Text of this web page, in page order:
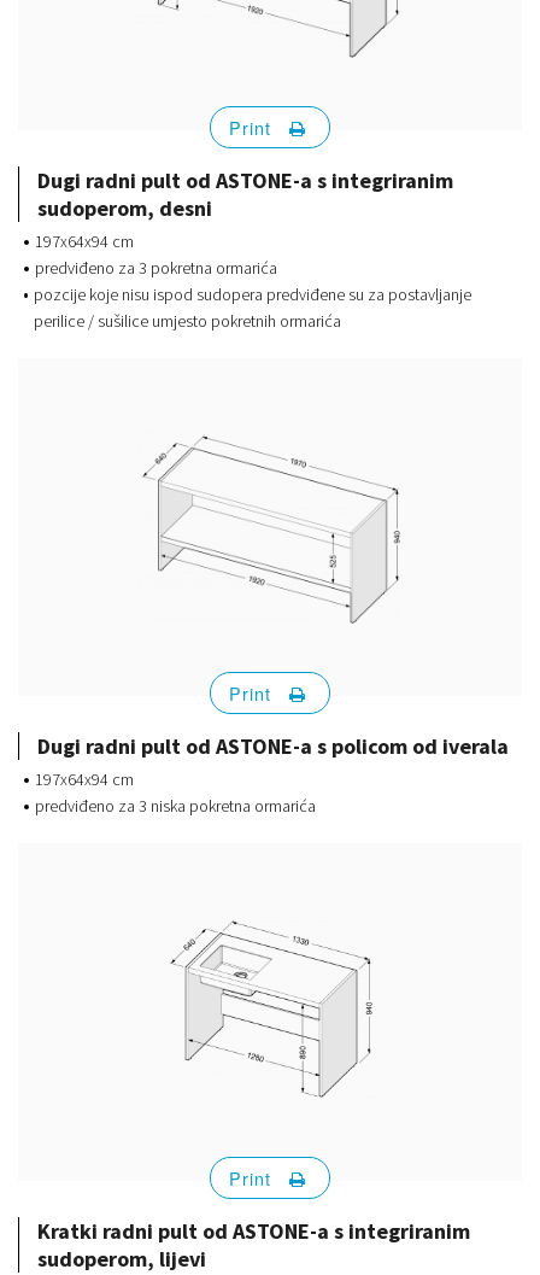
Dugi radni pult od ASTONE-a s integriranim
sudoperom, desni
197x64x94 cm
predviđeno za 3 pokretna ormarića
pozcije koje nisu ispod sudopera predviđene su za postavljanje
perilice / sušilice umjesto pokretnih ormarića
Print
Dugi radni pult od ASTONE-a s policom od iverala
197x64x94 cm
predviđeno za 3 niska pokretna ormarića
Print
Kratki radni pult od ASTONE-a s integriranim
sudoperom, lijevi
Print